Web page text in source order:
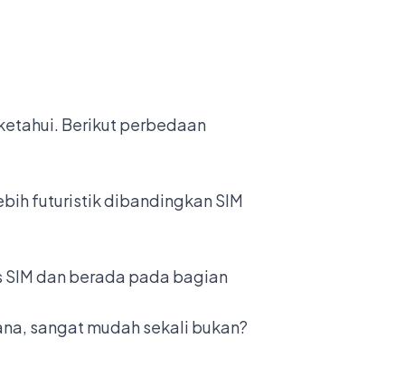
Berikut perbedaan
futuristik dibandingkan SIM
dan berada pada bagian
sangat mudah sekali bukan?